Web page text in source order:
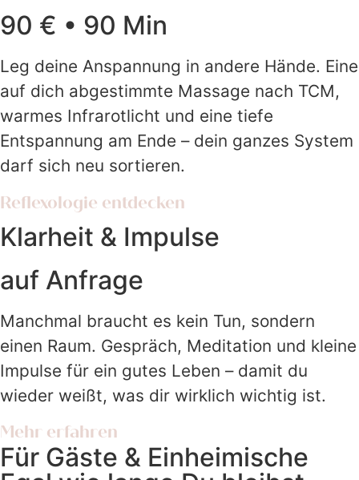
90 € • 90 Min
Leg deine Anspannung in andere Hände. Eine
auf dich abgestimmte Massage nach TCM,
warmes Infrarotlicht und eine tiefe
Entspannung am Ende – dein ganzes System
darf sich neu sortieren.
Reflexologie entdecken
Klarheit & Impulse
auf Anfrage
Manchmal braucht es kein Tun, sondern
einen Raum. Gespräch, Meditation und kleine
Impulse für ein gutes Leben – damit du
wieder weißt, was dir wirklich wichtig ist.
Mehr erfahren
Für Gäste & Einheimische